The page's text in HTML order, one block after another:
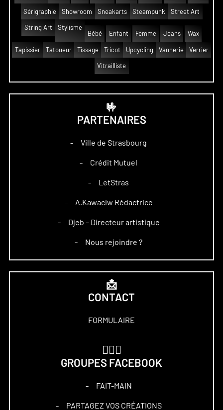
Sérigraphie Showroom Sneakarts Steampunk Street Art
String Art
Stylisme
Bébé
Enfant Femme Jeans Wax
Tapissier Tatoueur Tissage Tricot Upcycling Vannerie Verrier
Vitrailliste
🤟
PARTENAIRES
– Ville de Strasbourg
– Crédit Mutuel
– LetStras
– A.Kawaciw Rédactrice
– Djeb – Directeur artistique
– Nous rejoindre ?
📩
CONTACT
FORMULAIRE
GROUPES FACEBOOK
– FAIT-MAIN
– PARTAGEZ VOS CRÉATIONS